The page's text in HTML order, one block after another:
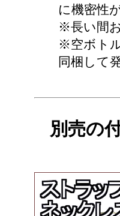
に機密性
※長い間
※空ボト
同梱して
別売の